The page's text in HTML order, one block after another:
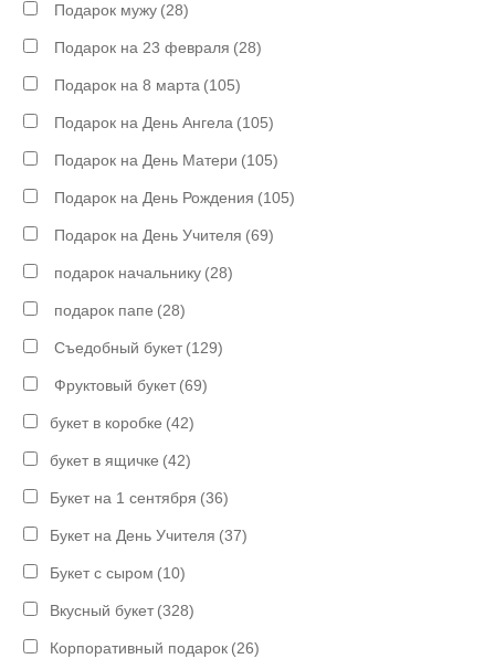
Подарок мужу (28)
Подарок на 23 февраля (28)
Подарок на 8 марта (105)
Подарок на День Ангела (105)
Подарок на День Матери (105)
Подарок на День Рождения (105)
Подарок на День Учителя (69)
подарок начальнику (28)
подарок папе (28)
Съедобный букет (129)
Фруктовый букет (69)
букет в коробке (42)
букет в ящичке (42)
Букет на 1 сентября (36)
Букет на День Учителя (37)
Букет с сыром (10)
Вкусный букет (328)
Корпоративный подарок (26)